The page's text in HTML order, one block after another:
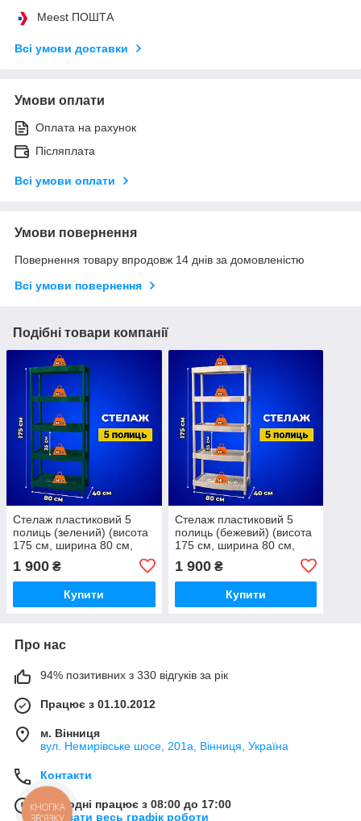
Meest ПОШТА
Всі умови доставки
Умови оплати
Оплата на рахунок
Післяплата
Всі умови оплати
Умови повернення
Повернення товару впродовж 14 днів за домовленістю
Всі умови повернення
Подібні товари компанії
Стелаж пластиковий 5
полиць (зелений) (висота
175 см, ширина 80 см,
1 900 ₴
Купити
Стелаж пластиковий 5
полиць (бежевий) (висота
175 см, ширина 80 см,
1 900₴
Купити
Про нас
94% позитивних з 330 відгуків за рік
Працює з 01.10.2012
м. Вінниця
вул. Немирівське шосе, 201а, Вінниця, Україна
Контакти
Сьогодні працює з 08:00 до 17:00
Показати весь графік роботи
КНОПКА
ЗВ'ЯЗКУ